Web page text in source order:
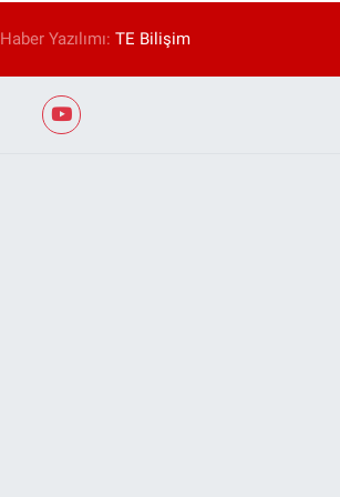
Haber Yazılımı:TE Bilişim